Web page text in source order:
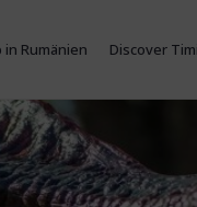
in Rumänien Discover